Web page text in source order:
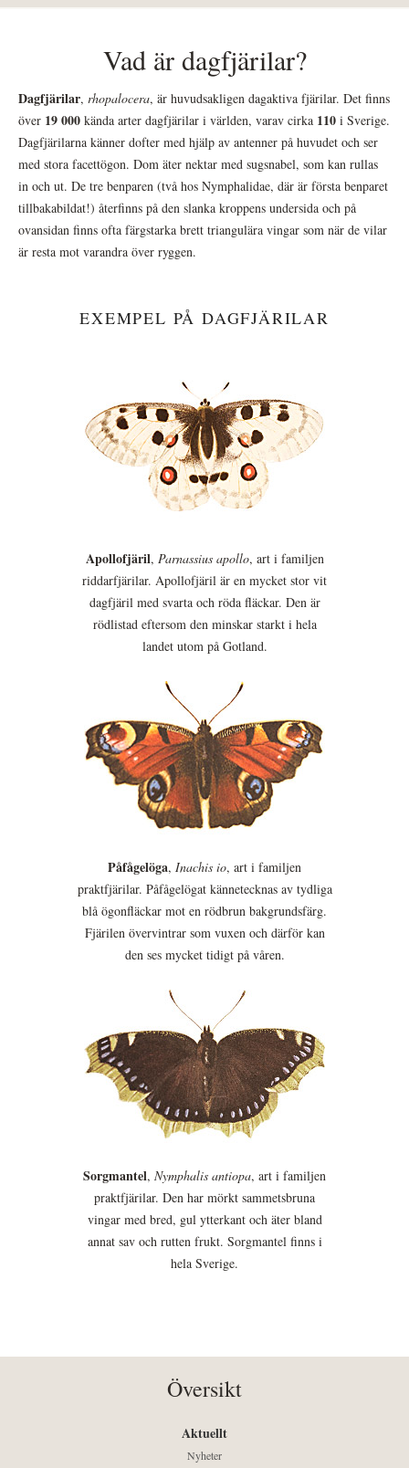
Vad är dagfjärilar?
Dagfjärilar, rhopalocera, är huvudsakligen dagaktiva fjärilar. Det finns
över 19 000 kända arter dagfjärilar i världen, varav cirka 110 i Sverige.
Dagfjärilarna känner dofter med hjälp av antenner på huvudet och ser
med stora facettögon. Dom äter nektar med sugsnabel, som kan rullas
in och ut. De tre benparen (två hos Nymphalidae, där är första benparet
tillbakabildat!) återfinns på den slanka kroppens undersida och på
ovansidan finns ofta färgstarka brett triangulära vingar som när de vilar
är resta mot varandra över ryggen.
EXEMPEL PÅ DAGFJÄRILAR
Apollofjäril, Parnassius apollo, art i familjen
riddarfjärilar. Apollofjäril är en mycket stor vit
dagfjäril med svarta och röda fläckar. Den är
rödlistad eftersom den minskar starkt i hela
landet utom på Gotland.
Påfågelöga, Inachis io, art i familjen
praktfjärilar. Påfågelögat kännetecknas av tydliga
blå ögonfläckar mot en rödbrun bakgrundsfärg.
Fjärilen övervintrar som vuxen och därför kan
den ses mycket tidigt på våren.
Sorgmantel, Nymphalis antiopa, art i familjen
praktfjärilar. Den har mörkt sammetsbruna
vingar med bred, gul ytterkant och äter bland
annat sav och rutten frukt. Sorgmantel finns i
hela Sverige.
Översikt
Aktuellt
Nyheter